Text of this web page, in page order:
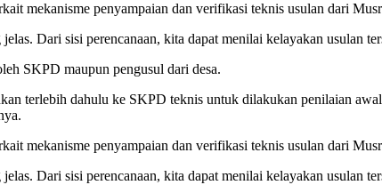
mekanisme penyampaian dan verifikasi teknis usulan dari
Dari sisi perencanaan, kita dapat menilai kelayakan usulan
SKPD maupun pengusul dari desa.
terlebih dahulu ke SKPD teknis untuk dilakukan penilaian
mekanisme penyampaian dan verifikasi teknis usulan dari
Dari sisi perencanaan, kita dapat menilai kelayakan usulan